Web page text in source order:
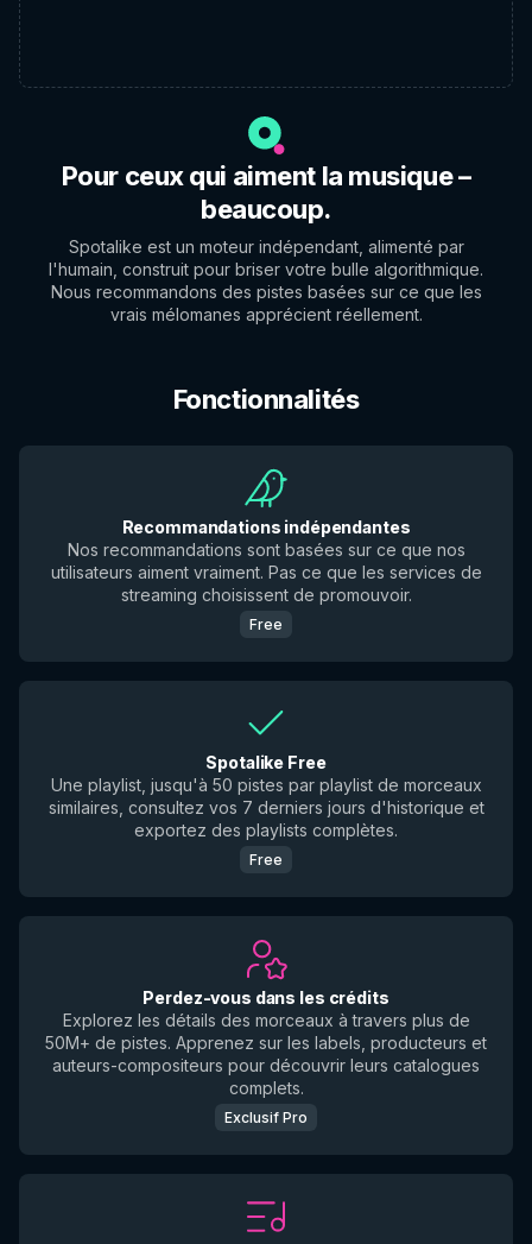
Pour ceux qui aiment la musique –
beaucoup.
Spotalike est un moteur indépendant, alimenté par
l'humain, construit pour briser votre bulle algorithmique.
Nous recommandons des pistes basées sur ce que les
vrais mélomanes apprécient réellement.
Fonctionnalités
Recommandations indépendantes
Nos recommandations sont basées sur ce que nos
utilisateurs aiment vraiment. Pas ce que les services de
streaming choisissent de promouvoir.
Free
Spotalike Free
Une playlist, jusqu'à 50 pistes par playlist de morceaux
similaires, consultez vos 7 derniers jours d'historique et
exportez des playlists complètes.
Free
Perdez-vous dans les crédits
Explorez les détails des morceaux à travers plus de
50M+ de pistes. Apprenez sur les labels, producteurs et
auteurs-compositeurs pour découvrir leurs catalogues
complets.
Exclusif Pro